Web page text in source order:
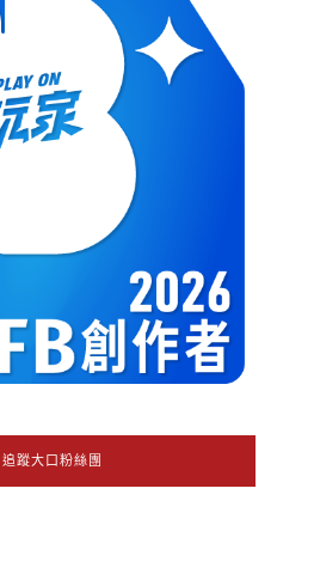
追蹤大口粉絲團